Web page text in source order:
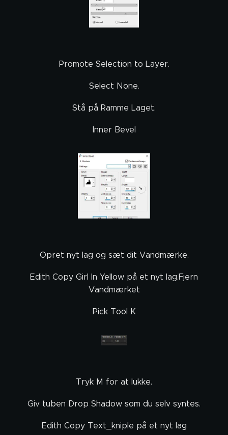
Promote Selection to Layer.
Select None.
Stå på Ramme Laget.
Inner Bevel
Opret nyt lag og sæt dit Vandmærke.
Edith Copy Girl In Yellow på et nyt lag.Fjern
Vandmærket
Pick Tool K
Tryk M for at lukke.
Giv tuben Drop Shadow som du selv syntes.
Edith Copy Text_kniple på et nyt lag